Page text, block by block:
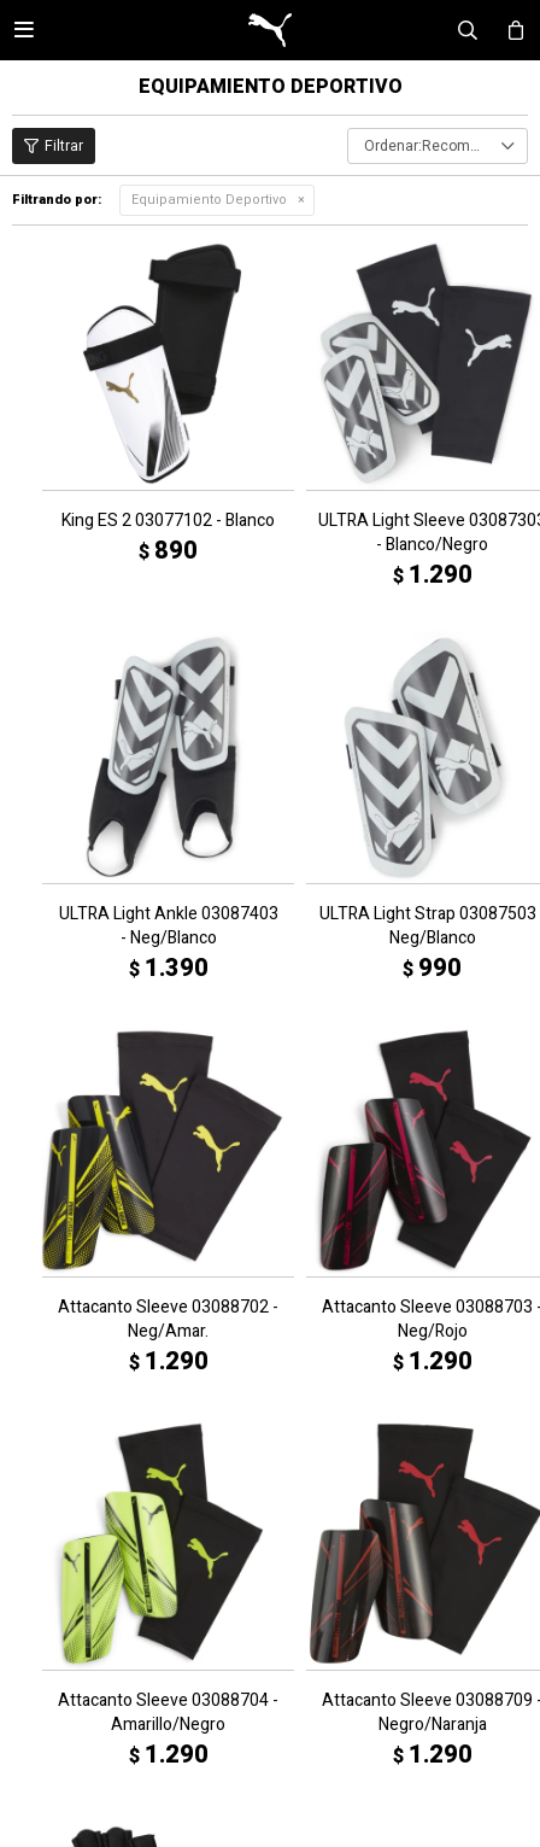

EQUIPAMIENTO DEPORTIVO
Recomendados
Filtrando por: Equipamiento Deportivo
King ES 2 03077102 - Blanco
$ 890
ULTRA Light Sleeve
- Blanco/Negro
$ 1.290
ULTRA Light Ankle 03087403
- Neg/Blanco
$ 1.390
ULTRA Light Strap 03087503
Neg/Blanco
$ 990
Attacanto Sleeve 03088702 -
Neg/Amar.
$ 1.290
Attacanto Sleeve 03088703
Neg/Rojo
$ 1.290
Attacanto Sleeve 03088704 -
Amarillo/Negro
$ 1.290
Attacanto Sleeve 03088709
Negro/Naranja
$ 1.290